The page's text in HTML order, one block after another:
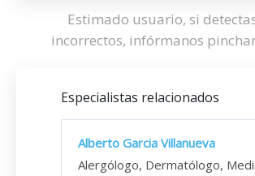
Estimado usuario, si
incorrectos, infórmanos
Especialistas relacionados
Alberto Garcia Villanueva
Alergólogo, Dermatólogo,